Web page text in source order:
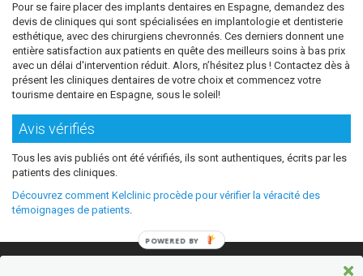
Pour se faire placer des implants dentaires en Espagne, demandez des
devis de cliniques qui sont spécialisées en implantologie et dentisterie
esthétique, avec des chirurgiens chevronnés. Ces derniers donnent une
entière satisfaction aux patients en quête des meilleurs soins à bas prix
avec un délai d'intervention réduit. Alors, n’hésitez plus ! Contactez dès à
présent les cliniques dentaires de votre choix et commencez votre
tourisme dentaire en Espagne, sous le soleil!
Avis vérifiés
Tous les avis publiés ont été vérifiés, ils sont authentiques, écrits par les
patients des cliniques.
Découvrez comment Kelclinic procède pour vérifier la véracité des
témoignages de patients.
POWERED BY